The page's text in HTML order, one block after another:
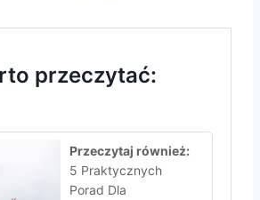
przeczytać:
Przeczytaj również:
5 Praktycznych
Porad Dla